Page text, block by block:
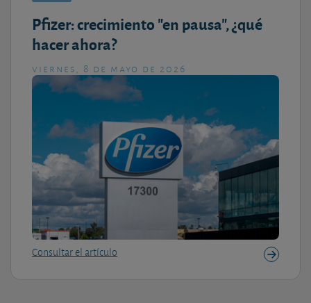
Pfizer: crecimiento "en pausa", ¿qué
hacer ahora?
viernes, 8 de mayo de 2026
Consultar el artículo